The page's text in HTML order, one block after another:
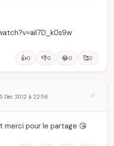
👍0 👎0 😂0 🥰0
Dec 2012 à 22:56
merci pour le partage 😘